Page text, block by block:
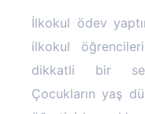
İlkokul ödev
ilkokul
dikkatli bir
Çocukların yaş